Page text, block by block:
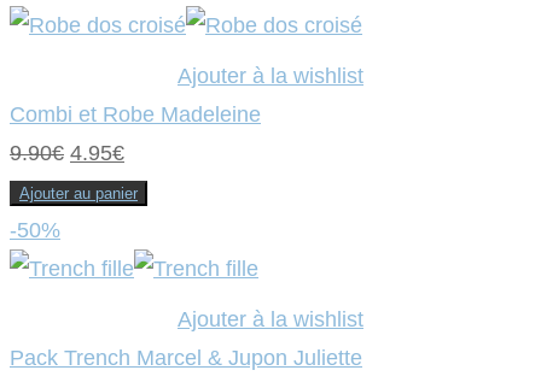
était : est :
Ajouter à la wishlist
Combi et Robe Madeleine
9.90€ Le
prix
était :
4.95€Le
prix
est :
Ajouter au panier
-50%
Ajouter à la wishlist
Pack Trench Marcel & Jupon Juliette